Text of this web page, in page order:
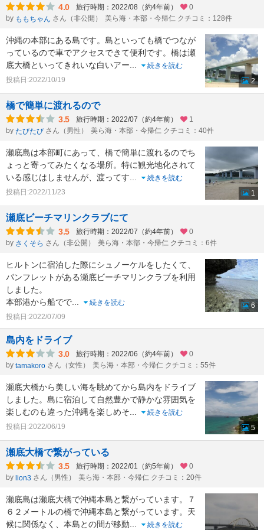
4.0 旅行時期：2022/08（約4年前）
0
by ももちゃん さん（非公開） 美ら海・本部・今帰仁 クチコミ：128件
沖縄の本部にある島です。島といっても橋でつなが
っているので車でアクセスできて便利です。橋は瀬
底大橋といってきれいな白いアー
続きを読む
投稿日:2022/10/19
2
橋で簡単に渡れるので
3.5 旅行時期：2022/07（約4年前）
1
by たびたび さん（男性） 美ら海・本部・今帰仁 クチコミ：40件
瀬底島は本部町にあって、橋で簡単に渡れるのでち
ょっと寄ってみたくなる場所。特に観光地化されて
いる感じはしませんが、渡ってす
続きを読む
投稿日:2022/11/23
1
瀬底ビーチマリンクラブにて
3.5 旅行時期：2022/07（約4年前）
0
by さくそら さん（非公開） 美ら海・本部・今帰仁 クチコミ：6件
ヒルトンに宿泊した際にシュノーケルをしたくて、
パンフレットがある瀬底ビーチマリンクラブを利用
しました。
本部港から船でで
続きを読む
投稿日:2022/07/09
6
島内をドライブ
3.0 旅行時期：2022/06（約4年前）
0
by tamakoro さん（女性） 美ら海・本部・今帰仁 クチコミ：55件
瀬底大橋から美しい海を眺めてから島内をドライブ
しました。島に宿泊して自然豊かで静かな雰囲気を
楽しむのも違った沖縄を楽しめそ
続きを読む
投稿日:2022/06/19
5
瀬底大橋で繋がっている
3.5 旅行時期：2022/01（約5年前）
0
by lion3 さん（男性） 美ら海・本部・今帰仁 クチコミ：20件
瀬底島は瀬底大橋で沖縄本島と繋がっています。７
６２メートルの橋で沖縄本島と繋がっています。天
候に関係なく、本島との間が移動
続きを読む